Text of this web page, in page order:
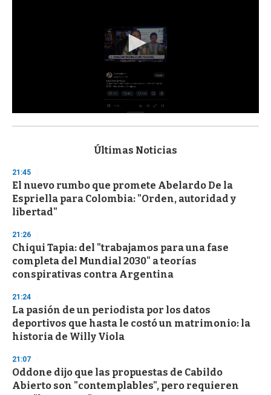
s
d
s
o
f
3
s
e
c
o
n
Últimas Noticias
21:45
El nuevo rumbo que promete Abelardo De la
Espriella para Colombia: "Orden, autoridad y
libertad"
21:26
Chiqui Tapia: del "trabajamos para una fase
completa del Mundial 2030" a teorías
conspirativas contra Argentina
21:24
La pasión de un periodista por los datos
deportivos que hasta le costó un matrimonio: la
historia de Willy Viola
21:07
Oddone dijo que las propuestas de Cabildo
Abierto son "contemplables", pero requieren